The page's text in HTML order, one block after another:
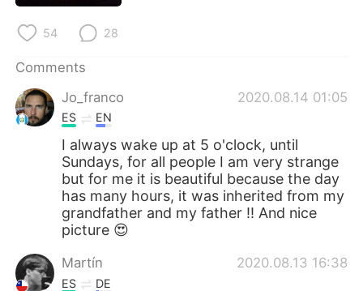
Русский
Indonesia
Türkçe
Português
54 28
Comments
Jo_franco
2020.08.14 01:05
ES EN
I always wake up at 5 o'clock, until
Sundays, for all people I am very strange
but for me it is beautiful because the day
has many hours, it was inherited from my
grandfather and my father !! And nice
picture 😍
Martín 2020.08.13 16:38
ES DE